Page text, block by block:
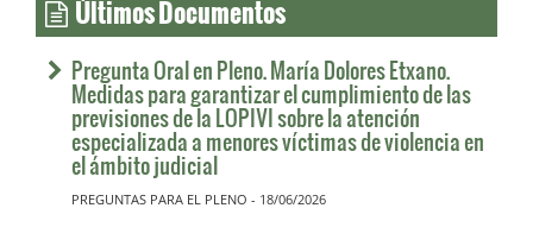
Pregunta Oral en Pleno. María Dolores Etxano.
Medidas para garantizar el cumplimiento de las
previsiones de la LOPIVI sobre la atención
especializada a menores víctimas de violencia en
el ámbito judicial
PREGUNTAS PARA EL PLENO - 18/06/2026